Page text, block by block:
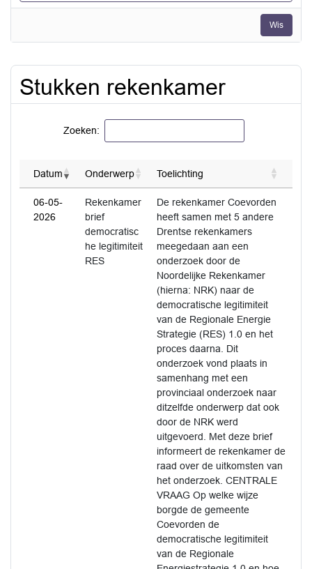
met
Wis
Stukken rekenkamer
Zoeken:
Datum Onderwerp Toelichting
06-05-
2026
Rekenkamer
brief
democratisc
he legitimiteit
RES
De rekenkamer Coevorden
heeft samen met 5 andere
Drentse rekenkamers
meegedaan aan een
onderzoek door de
Noordelijke Rekenkamer
(hierna: NRK) naar de
democratische legitimiteit
van de Regionale Energie
Strategie (RES) 1.0 en het
proces daarna. Dit
onderzoek vond plaats in
samenhang met een
provinciaal onderzoek naar
ditzelfde onderwerp dat ook
door de NRK werd
uitgevoerd. Met deze brief
informeert de rekenkamer de
raad over de uitkomsten van
het onderzoek. CENTRALE
VRAAG Op welke wijze
borgde de gemeente
Coevorden de
democratische legitimiteit
van de Regionale